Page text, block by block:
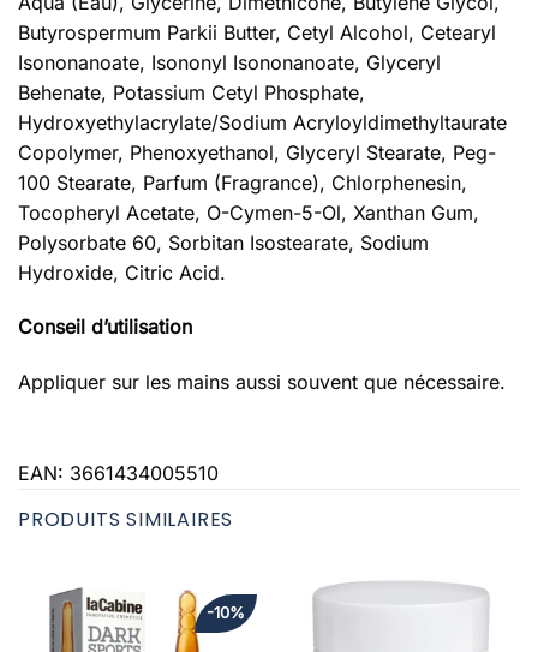
Butyrospermum Parkii Butter, Cetyl Alcohol, Cetearyl
Isononanoate, Isononyl Isononanoate, Glyceryl
Behenate, Potassium Cetyl Phosphate,
Hydroxyethylacrylate/Sodium Acryloyldimethyltaurate
Copolymer, Phenoxyethanol, Glyceryl Stearate, Peg-
100 Stearate, Parfum (Fragrance), Chlorphenesin,
Tocopheryl Acetate, O-Cymen-5-Ol, Xanthan Gum,
Polysorbate 60, Sorbitan Isostearate, Sodium
Hydroxide, Citric Acid.
Conseil d’utilisation
Appliquer sur les mains aussi souvent que nécessaire.
EAN: 3661434005510
PRODUITS SIMILAIRES
-10%